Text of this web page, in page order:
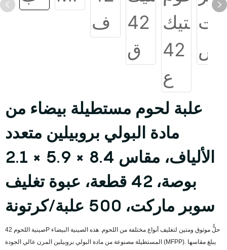
علبة لحوم مستطيلة بيضاء من
مادة البولي بروبيلين متعدد
الألياف، مقاس 8.4 × 5.9 × 2.1
بوصة، 42 قطعة، عبوة تغليف
سوبر ماركت، 500 علبة/كرتونة
صينية اللحوم 42P حلٌّ موثوق ومتين لتغليف أنواع مختلفة من اللحوم. هذه الصينية البيضاء
المستطيلة مصنوعة من مادة البولي بروبيلين المرن عالي الجودة (MFPP). يبلغ مقاسها